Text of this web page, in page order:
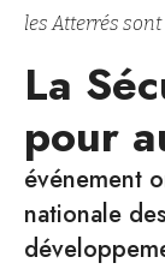
les Atterrés
La
pour
événement
nationale